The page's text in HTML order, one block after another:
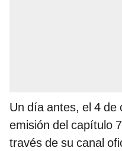
Un día antes, el 4 de
emisión del capítulo
través de su canal